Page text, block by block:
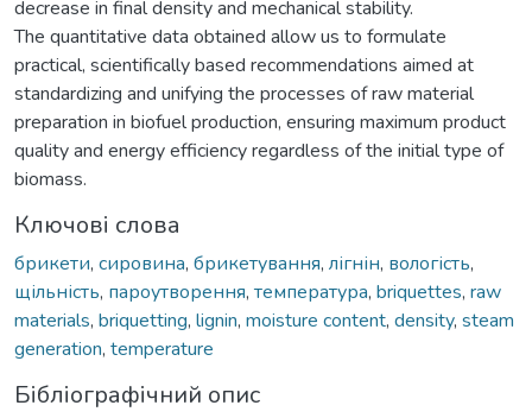
decrease in final density and mechanical stability.
The quantitative data obtained allow us to formulate
practical, scientifically based recommendations aimed at
standardizing and unifying the processes of raw material
preparation in biofuel production, ensuring maximum product
quality and energy efficiency regardless of the initial type of
biomass.
Ключові слова
брикети, сировина, брикетування, лігнін, вологість,
щільність, пароутворення, температура, briquettes, raw
materials, briquetting, lignin, moisture content, density, steam
generation, temperature
Бібліографічний опис